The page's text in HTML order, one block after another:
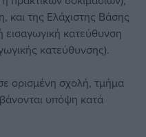
και της Ελάχιστης Βάσης
κατεύθυνση
κατεύθυνσης).
ορισμένη σχολή, τμήμα
υπόψη κατά